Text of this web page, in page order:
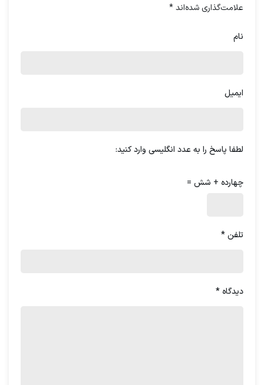
کارکنان تأکید دارد و به مدیران کمک می‌کند تا با
بهره‌وری و رضایت شغلی را افزایش دهند. مدل
کمک می‌کند تا با توجه به نیازها و اهداف خود،
علامت‌گذاری شده‌اند*
نام
ایمیل
لطفا پاسخ را به عدد انگلیسی وارد کنید:
چهارده + شش =
تلفن*
دیدگاه *